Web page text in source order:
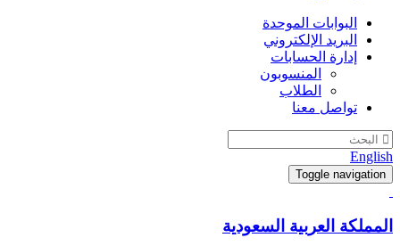
البوابات الموحدة
البريد الإلكتروني
إدارة الحسابات
المنسوبون
الطلاب
تواصل معنا
English
Toggle navigation
المملكة العربية السعودية